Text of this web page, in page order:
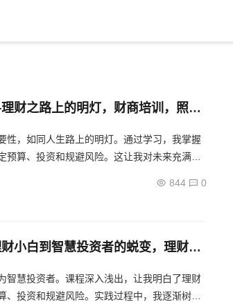
财之路上的明灯，财商培训，照亮
性，如同人生路上的明灯。通过学习，我掌握
算、投资和规避风险。这让我对未来充满信
实现财务自由，享受更加美好的生活。...
844 0
小白到智慧投资者的蜕变，理财小
智慧投资者。课程深入浅出，让我明白了理财
投资和规避风险。实践过程中，我逐渐树立